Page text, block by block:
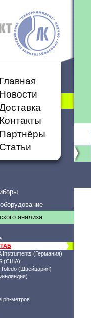
Главная
Новости
Контакты
Партнёры
Статьи
анализа
(Германия)
(США)
(Швейцария)
ph-метров